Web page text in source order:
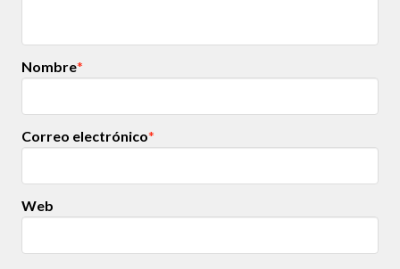
Nombre*
Correo electrónico*
Web